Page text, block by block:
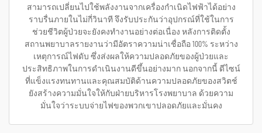
สามารถเปลี่ยนไปใช้พลังงานจากเครื่องกำเนิดไฟฟ้าได้อย่าง
ราบรื่นภายในไม่กี่วินาที จึงรับประกันว่าอุปกรณ์ที่ใช้ในการ
ช่วยชีวิตผู้ป่วยจะยังคงทำงานอย่างต่อเนื่อง หลังการติดตั้ง
สถานพยาบาลรายงานว่ามีอัตราความน่าเชื่อถือ 100% ระหว่าง
เหตุการณ์ไฟดับ ซึ่งส่งผลให้ความปลอดภัยของผู้ป่วยและ
ประสิทธิภาพในการดำเนินงานดีขึ้นอย่างมาก นอกจากนี้ ดีไซน์
ที่แข็งแรงทนทานและคุณสมบัติด้านความปลอดภัยของสวิตช์
ยังสร้างความมั่นใจให้กับฝ่ายบริหารโรงพยาบาล ด้วยความ
มั่นใจว่าระบบจ่ายไฟของพวกเขาปลอดภัยและมั่นคง